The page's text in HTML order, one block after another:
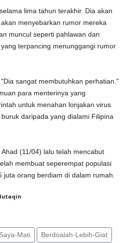
lima tahun terakhir. Dia akan
menyebarkan rumor mereka
muncul seperti pahlawan dan
terpancing menunggangi rumor
sangat membutuhkan perhatian."
para menterinya yang
untuk menahan lonjakan virus
daripada yang dialami Filipina
(11/04) lalu telah mencabut
membuat seperempat populasi
juta orang berdiam di dalam rumah.
Mati Berdoalah-Lebih-Giat